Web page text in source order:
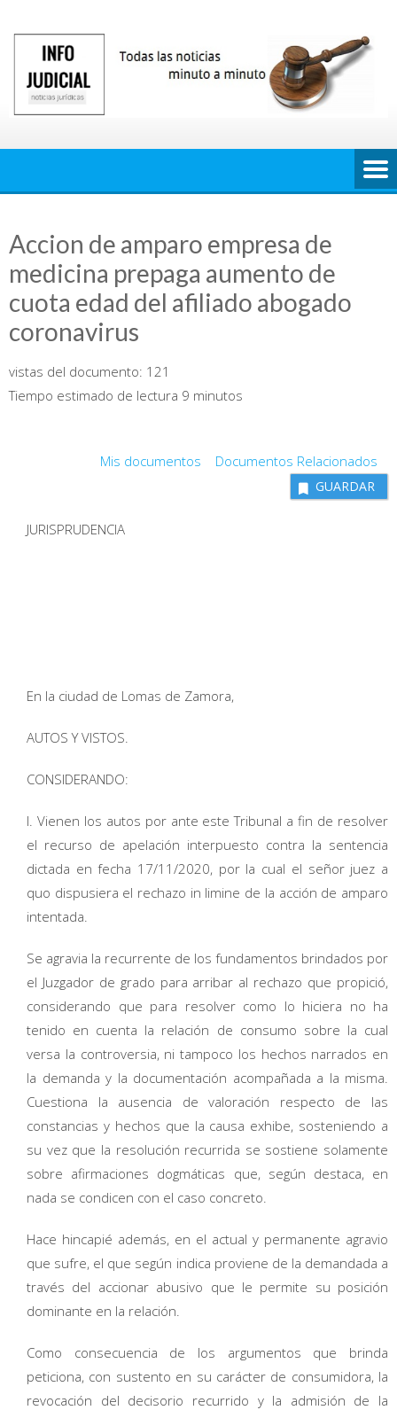
contenido
Accion de amparo empresa de
medicina prepaga aumento de
cuota edad del afiliado abogado
coronavirus
vistas del documento: 121
Tiempo estimado de lectura 9 minutos
Mis documentos Documentos Relacionados
GUARDAR
JURISPRUDENCIA
En la ciudad de Lomas de Zamora,
AUTOS Y VISTOS.
CONSIDERANDO:
I. Vienen los autos por ante este Tribunal a fin de resolver
el recurso de apelación interpuesto contra la sentencia
dictada en fecha 17/11/2020, por la cual el señor juez a
quo dispusiera el rechazo in limine de la acción de amparo
intentada.
Se agravia la recurrente de los fundamentos brindados por
el Juzgador de grado para arribar al rechazo que propició,
considerando que para resolver como lo hiciera no ha
tenido en cuenta la relación de consumo sobre la cual
versa la controversia, ni tampoco los hechos narrados en
la demanda y la documentación acompañada a la misma.
Cuestiona la ausencia de valoración respecto de las
constancias y hechos que la causa exhibe, sosteniendo a
su vez que la resolución recurrida se sostiene solamente
sobre afirmaciones dogmáticas que, según destaca, en
nada se condicen con el caso concreto.
Hace hincapié además, en el actual y permanente agravio
que sufre, el que según indica proviene de la demandada a
través del accionar abusivo que le permite su posición
dominante en la relación.
Como consecuencia de los argumentos que brinda
peticiona, con sustento en su carácter de consumidora, la
revocación del decisorio recurrido y la admisión de la